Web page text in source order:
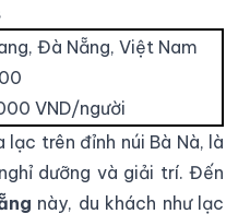
Đà Nẵng, Việt Nam
VND/người
lạc trên đỉnh núi Bà Nà, là
dưỡng và giải trí. Đến
này, du khách như lạc